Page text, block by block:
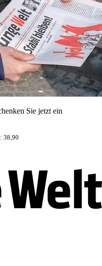
Sie jetzt ein
38,90